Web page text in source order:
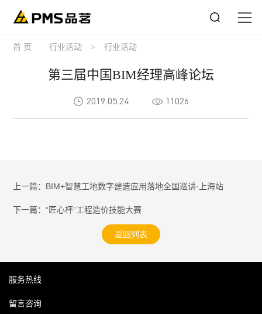
首 页 行业活动 > 行业活动
第三届中国BIM经理高峰论坛
2019.05.24 11026
上一篇：BIM+智慧工地数字建造应用落地全国巡讲·上海站
下一篇：“匠心杯”工程造价技能大赛
返回列表
服务热线
留言咨询